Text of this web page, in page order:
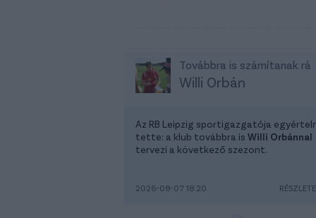
Továbbra is számítanak rá
Willi Orbán
Az RB Leipzig sportigazgatója
tette: a klub továbbra is Willi Orbánnal
tervezi a következő szezont.
2026-08-07 18:20